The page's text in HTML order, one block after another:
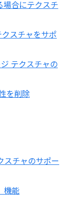
場合にテクスチ
スチャをサポ
テクスチャの
を削除
スチャのサポー
機能